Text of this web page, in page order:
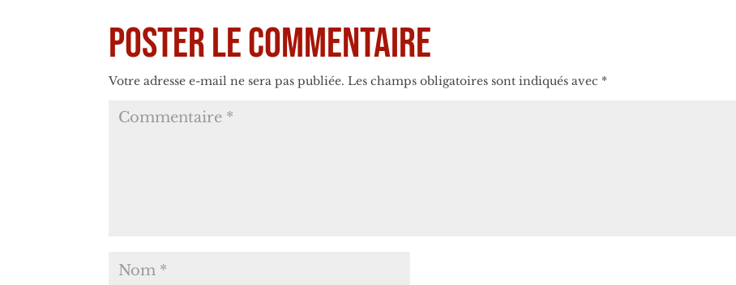
Poster le commentaire
Votre adresse e-mail ne sera pas publiée. Les champs obligatoires sont indiqués avec *